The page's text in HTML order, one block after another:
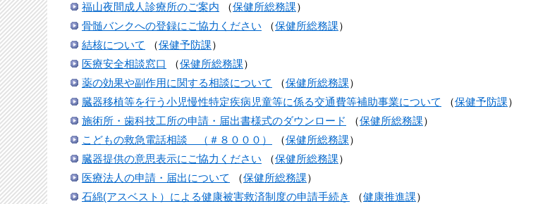
福山夜間成人診療所のご案内 （保健所総務課）
骨髄バンクへの登録にご協力ください （保健所総務課）
結核について
（保健予防課）
医療安全相談窓口
（保健所総務課）
薬の効果や副作用に関する相談について
（保健所総務課）
臓器移植等を行う小児慢性特定疾病児童等に係る交通費等補助事業について
（保健予防課）
施術所・歯科技工所の申請・届出書様式のダウンロード
（保健所総務課）
こどもの救急電話相談 （＃８０００）
（保健所総務課）
臓器提供の意思表示にご協力ください （保健所総務課）
医療法人の申請・届出について
（保健所総務課）
石綿(アスベスト）による健康被害救済制度の申請手続き
（健康推進課）